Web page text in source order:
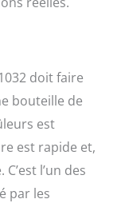
doit faire
bouteille de
est
est rapide et,
l’un des
par les